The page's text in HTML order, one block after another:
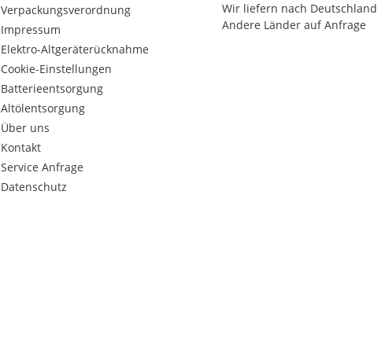
Verpackungsverordnung
Impressum
Elektro-Altgeräterücknahme
Cookie-Einstellungen
Batterieentsorgung
Altölentsorgung
Über uns
Kontakt
Service Anfrage
Datenschutz
Wir liefern nach Deutschland
Andere Länder auf Anfrage